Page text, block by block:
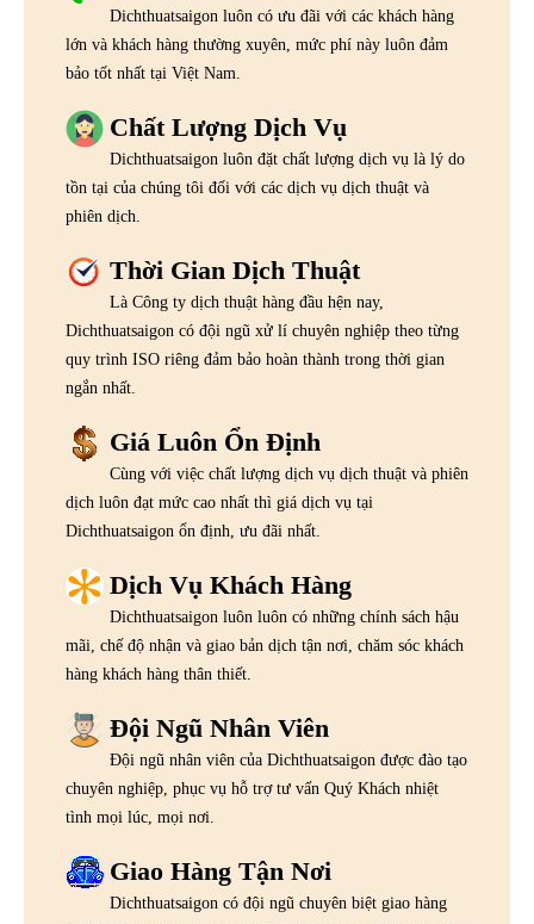
Dichthuatsaigon luôn có ưu đãi với các khách hàng
lớn và khách hàng thường xuyên, mức phí này luôn đảm
bảo tốt nhất tại Việt Nam.
Chất Lượng Dịch Vụ
Dichthuatsaigon luôn đặt chất lượng dịch vụ là lý do
tồn tại của chúng tôi đối với các dịch vụ dịch thuật và
phiên dịch.
Thời Gian Dịch Thuật
Là Công ty dịch thuật hàng đầu hện nay,
Dichthuatsaigon có đội ngũ xử lí chuyên nghiệp theo từng
quy trình ISO riêng đảm bảo hoàn thành trong thời gian
ngắn nhất.
Giá Luôn Ổn Định
Cùng với việc chất lượng dịch vụ dịch thuật và phiên
dịch luôn đạt mức cao nhất thì giá dịch vụ tại
Dichthuatsaigon ổn định, ưu đãi nhất.
Dịch Vụ Khách Hàng
Dichthuatsaigon luôn luôn có những chính sách hậu
mãi, chế độ nhận và giao bản dịch tận nơi, chăm sóc khách
hàng khách hàng thân thiết.
Đội Ngũ Nhân Viên
Đội ngũ nhân viên của Dichthuatsaigon được đào tạo
chuyên nghiệp, phục vụ hỗ trợ tư vấn Quý Khách nhiệt
tình mọi lúc, mọi nơi.
Giao Hàng Tận Nơi
Dichthuatsaigon có đội ngũ chuyên biệt giao hàng